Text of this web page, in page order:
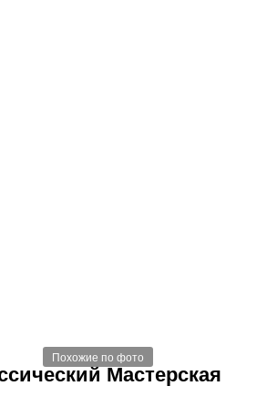
Похожие по фото
Мастерская